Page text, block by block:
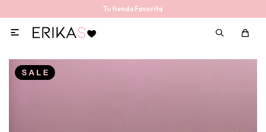
Tu tienda Favorita
